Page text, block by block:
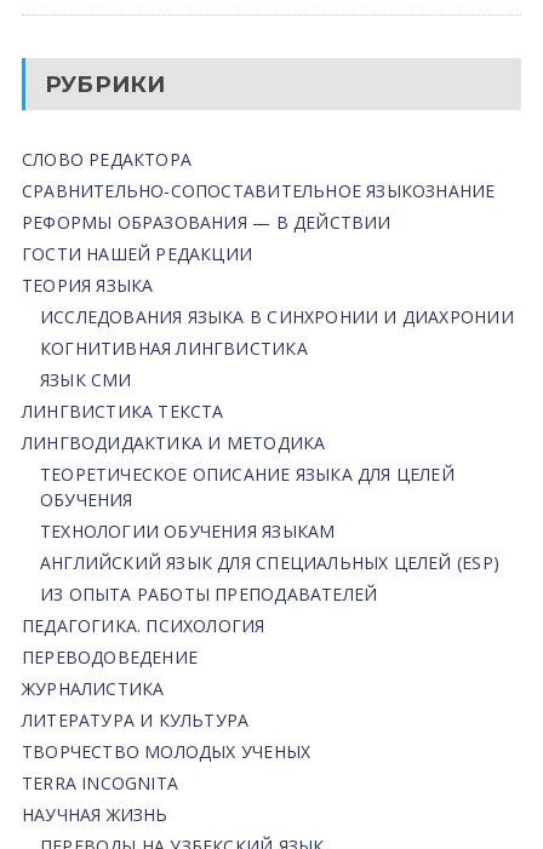
РУБРИКИ
СЛОВО РЕДАКТОРА
СРАВНИТЕЛЬНО-СОПОСТАВИТЕЛЬНОЕ ЯЗЫКОЗНАНИЕ
РЕФОРМЫ ОБРАЗОВАНИЯ — В ДЕЙСТВИИ
ГОСТИ НАШЕЙ РЕДАКЦИИ
ТЕОРИЯ ЯЗЫКА
ИССЛЕДОВАНИЯ ЯЗЫКА В СИНХРОНИИ И ДИАХРОНИИ
КОГНИТИВНАЯ ЛИНГВИСТИКА
ЯЗЫК СМИ
ЛИНГВИСТИКА ТЕКСТА
ЛИНГВОДИДАКТИКА И МЕТОДИКА
ТЕОРЕТИЧЕСКОЕ ОПИСАНИЕ ЯЗЫКА ДЛЯ ЦЕЛЕЙ
ОБУЧЕНИЯ
ТЕХНОЛОГИИ ОБУЧЕНИЯ ЯЗЫКАМ
АНГЛИЙСКИЙ ЯЗЫК ДЛЯ СПЕЦИАЛЬНЫХ ЦЕЛЕЙ (ESP)
ИЗ ОПЫТА РАБОТЫ ПРЕПОДАВАТЕЛЕЙ
ПЕДАГОГИКА. ПСИХОЛОГИЯ
ПЕРЕВОДОВЕДЕНИЕ
ЖУРНАЛИСТИКА
ЛИТЕРАТУРА И КУЛЬТУРА
ТВОРЧЕСТВО МОЛОДЫХ УЧЕНЫХ
TERRA INCOGNITA
НАУЧНАЯ ЖИЗНЬ